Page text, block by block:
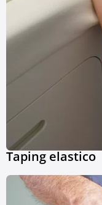
Taping elastico